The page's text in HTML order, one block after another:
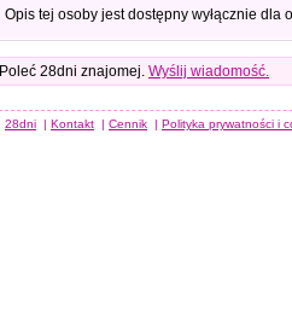
Opis tej osoby jest dostępny wyłącznie dla
Poleć 28dni znajomej. Wyślij wiadomość.
28dni | Kontakt | Cennik | Polityka prywatności i